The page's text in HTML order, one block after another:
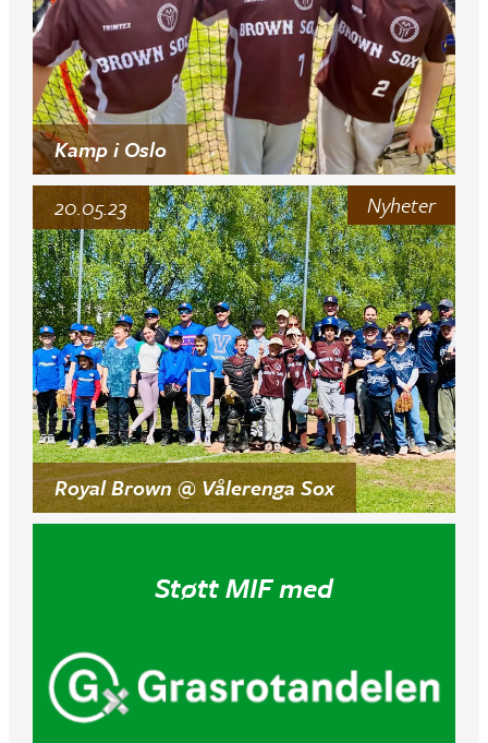
Kamp i Oslo
Nyheter
Royal Brown @ Vålerenga Sox
20.05.23
Støtt MIF med